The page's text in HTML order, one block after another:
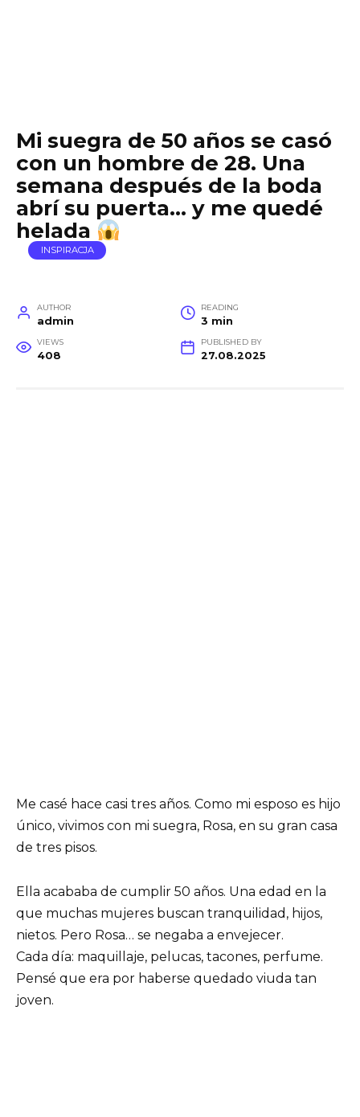
Mi suegra de 50 años se casó
con un hombre de 28. Una
semana después de la boda
abrí su puerta… y me quedé
helada
INSPIRACJA
AUTHOR
admin
READING
3 min
VIEWS
408
PUBLISHED BY
27.08.2025
Me casé hace casi tres años. Como mi esposo es hijo
único, vivimos con mi suegra, Rosa, en su gran casa
de tres pisos.
Ella acababa de cumplir 50 años. Una edad en la
que muchas mujeres buscan tranquilidad, hijos,
nietos. Pero Rosa… se negaba a envejecer.
Cada día: maquillaje, pelucas, tacones, perfume.
Pensé que era por haberse quedado viuda tan
joven.